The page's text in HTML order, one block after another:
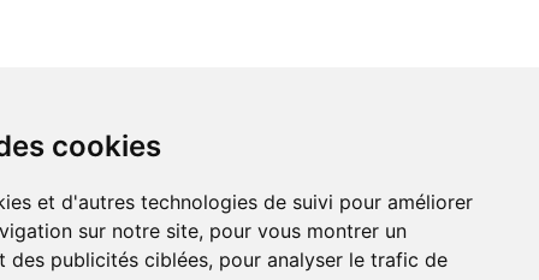
cookies
et d'autres technologies de suivi pour améliorer
sur notre site, pour vous montrer un
des publicités ciblées, pour analyser le trafic de